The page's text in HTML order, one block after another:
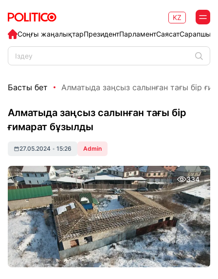
Соңғы жаңалықтарПрезидентПарламентСаясат
KZ
Басты бет Алматыда заңсыз салынған тағы бір
Алматыда заңсыз салынған тағы бір
ғимарат бұзылды
27.05.2024 • 15:26 Admin
334